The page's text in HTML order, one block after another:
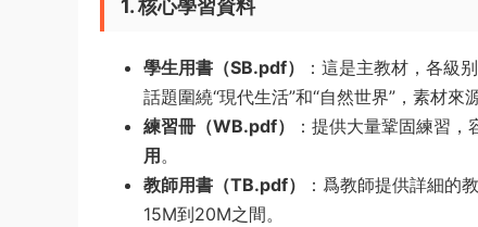
1. 核心學習資料
學生用書（SB.pdf） ：這是主教材，各級
話題圍繞“現代生活”和“自然世界”，素材
練習冊（WB.pdf）
：提供大量鞏固練習
用 。
教師用書（TB.pdf）
：爲教師提供詳細的
15M到20M之間。